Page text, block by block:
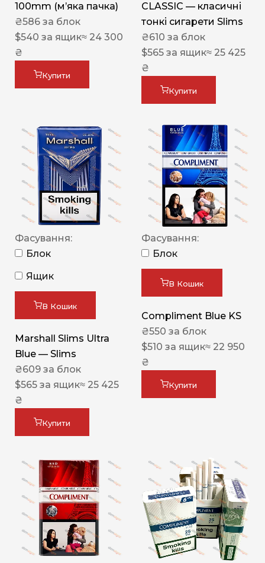
100mm (м’яка пачка)
₴586 за блок
$540 за ящик≈ 24 300
₴
Купити
CLASSIC — класичні
тонкі сигарети Slims
₴610 за блок
$565 за ящик≈ 25 425
₴
Купити
Фасування:
Блок
Ящик
В Кошик
Marshall Slims Ultra
Blue — Slims
₴609 за блок
$565 за ящик≈ 25 425
₴
Купити
Фасування:
Блок
В Кошик
Compliment Blue KS
₴550 за блок
$510 за ящик≈ 22 950
₴
Купити